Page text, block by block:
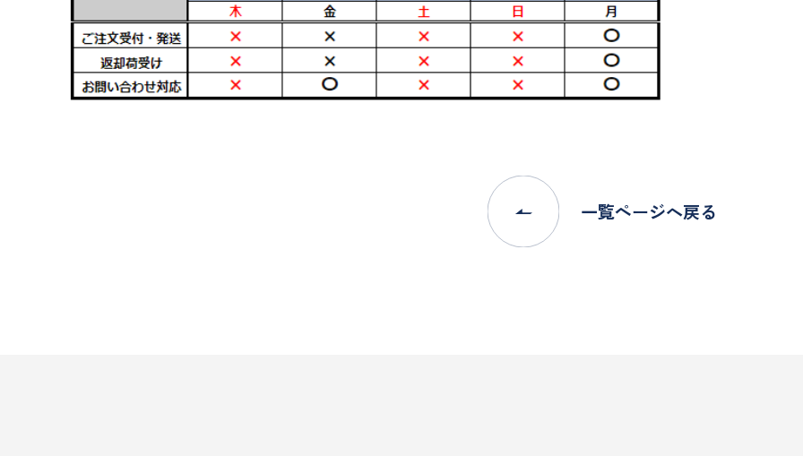
一覧ページへ戻る